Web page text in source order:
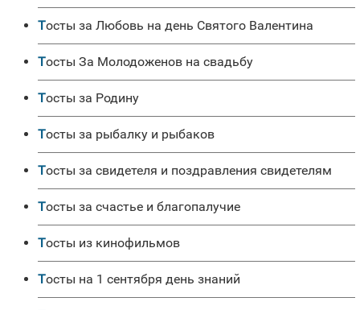
Тосты за Любовь на день Святого Валентина
Тосты За Молодоженов на свадьбу
Тосты за Родину
Тосты за рыбалку и рыбаков
Тосты за свидетеля и поздравления свидетелям
Тосты за счастье и благопалучие
Тосты из кинофильмов
Тосты на 1 сентября день знаний